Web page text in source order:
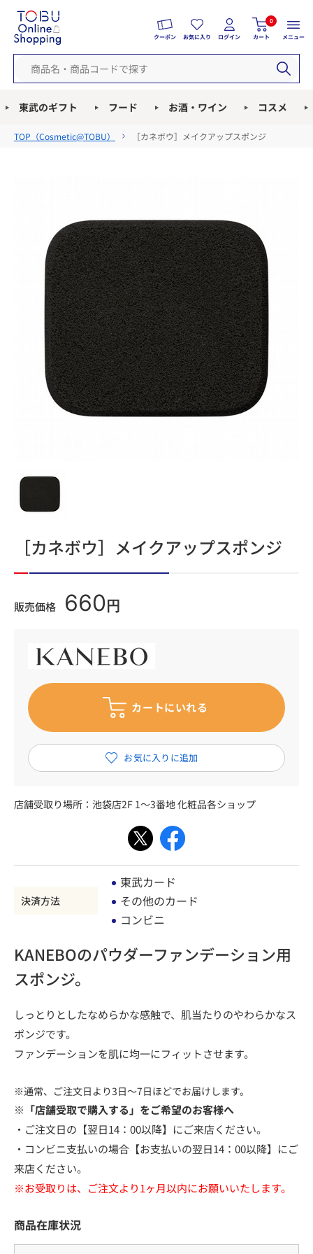
クーポン お気に入り ログイン
0
カート メニュー
東武のギフト フード お酒・ワイン コスメ
TOP（Cosmetic@TOBU） ［カネボウ］メイクアップスポンジ
［カネボウ］メイクアップスポンジ
販売価格 660 円
店舗受取り場所： 池袋店2F 1～3番地 化粧品各ショップ
決済方法
東武カード
その他のカード
コンビニ
KANEBOのパウダーファンデーション用
スポンジ。
しっとりとしたなめらかな感触で、肌当たりのやわらかなス
ポンジです。
ファンデーションを肌に均一にフィットさせます。
※通常、ご注文日より3日～7日ほどでお届けします。
※「店舗受取で購入する」をご希望のお客様へ
・ご注文日の【翌日14：00以降】にご来店ください。
・コンビニ支払いの場合【お支払いの翌日14：00以降】にご
来店ください。
※お受取りは、ご注文より1ヶ月以内にお願いいたします。
商品在庫状況